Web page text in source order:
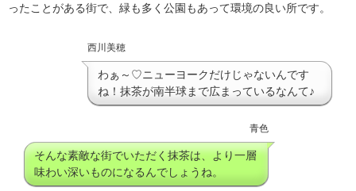
ったことがある街で、緑も多く公園もあって環境の良い所です。
西川美穂
わぁ～♡ニューヨークだけじゃないんです
ね！抹茶が南半球まで広まっているなんて♪
青色
そんな素敵な街でいただく抹茶は、より一層
味わい深いものになるんでしょうね。